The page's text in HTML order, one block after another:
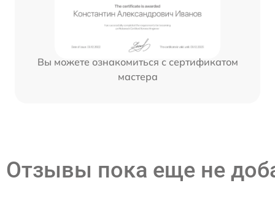
Вы можете ознакомиться с сертификатом
мастера
Отзывы пока еще не